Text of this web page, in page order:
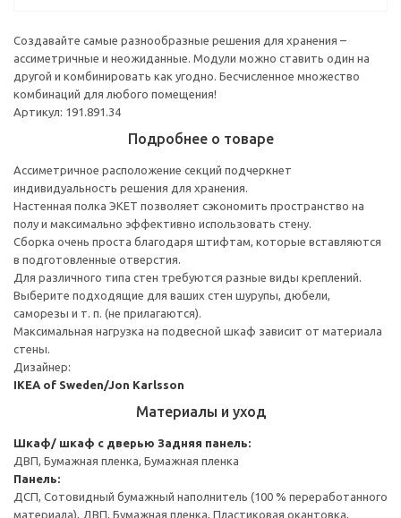
Создавайте самые разнообразные решения для хранения –
ассиметричные и неожиданные. Модули можно ставить один на
другой и комбинировать как угодно. Бесчисленное множество
комбинаций для любого помещения!
Артикул: 191.891.34
Подробнее о товаре
Ассиметричное расположение секций подчеркнет
индивидуальность решения для хранения.
Настенная полка ЭКЕТ позволяет сэкономить пространство на
полу и максимально эффективно использовать стену.
Сборка очень проста благодаря штифтам, которые вставляются
в подготовленные отверстия.
Для различного типа стен требуются разные виды креплений.
Выберите подходящие для ваших стен шурупы, дюбели,
саморезы и т. п. (не прилагаются).
Максимальная нагрузка на подвесной шкаф зависит от материала
стены.
Дизайнер:
IKEA of Sweden/Jon Karlsson
Материалы и уход
Шкаф/ шкаф с дверью Задняя панель:
ДВП, Бумажная пленка, Бумажная пленка
Панель:
ДСП, Сотовидный бумажный наполнитель (100 % переработанного
материала), ДВП, Бумажная пленка, Пластиковая окантовка,